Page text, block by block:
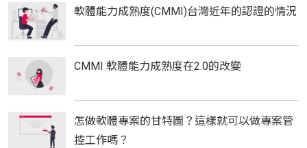
軟體能力成熟度(CMMI)台灣近年的認證的情況
CMMI 軟體能力成熟度在2.0的改變
怎做軟體專案的甘特圖？這樣就可以做專案管
控工作嗎？